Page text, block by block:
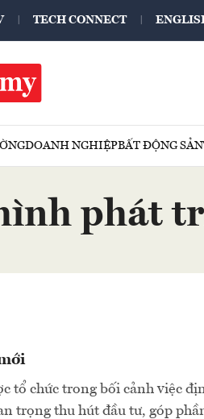
TECH CONNECT
DOANH NGHIỆPBẤT ĐỘNG SẢN
phát
tổ chức trong bối cảnh việc
trọng thu hút đầu tư, góp